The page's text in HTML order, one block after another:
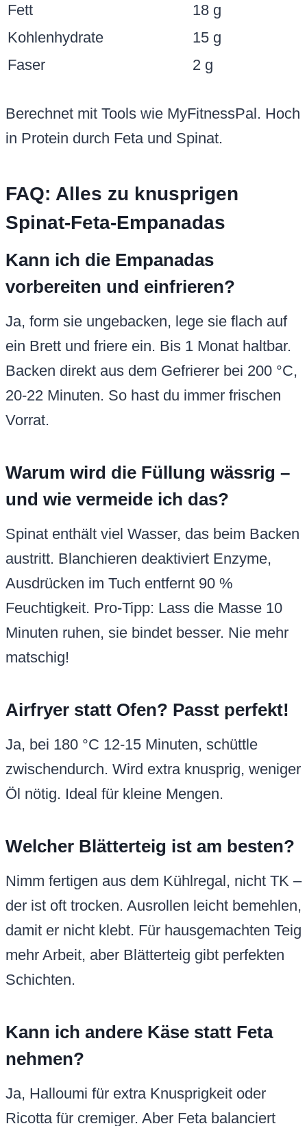
Fett
18 g
Kohlenhydrate
15 g
Faser
2 g
Berechnet mit Tools wie MyFitnessPal. Hoch
in Protein durch Feta und Spinat.
FAQ: Alles zu knusprigen
Spinat-Feta-Empanadas
Kann ich die Empanadas
vorbereiten und einfrieren?
Ja, form sie ungebacken, lege sie flach auf
ein Brett und friere ein. Bis 1 Monat haltbar.
Backen direkt aus dem Gefrierer bei 200 °C,
20-22 Minuten. So hast du immer frischen
Vorrat.
Warum wird die Füllung wässrig –
und wie vermeide ich das?
Spinat enthält viel Wasser, das beim Backen
austritt. Blanchieren deaktiviert Enzyme,
Ausdrücken im Tuch entfernt 90 %
Feuchtigkeit. Pro-Tipp: Lass die Masse 10
Minuten ruhen, sie bindet besser. Nie mehr
matschig!
Airfryer statt Ofen? Passt perfekt!
Ja, bei 180 °C 12-15 Minuten, schüttle
zwischendurch. Wird extra knusprig, weniger
Öl nötig. Ideal für kleine Mengen.
Welcher Blätterteig ist am besten?
Nimm fertigen aus dem Kühlregal, nicht TK –
der ist oft trocken. Ausrollen leicht bemehlen,
damit er nicht klebt. Für hausgemachten Teig
mehr Arbeit, aber Blätterteig gibt perfekten
Schichten.
Kann ich andere Käse statt Feta
nehmen?
Ja, Halloumi für extra Knusprigkeit oder
Ricotta für cremiger. Aber Feta balanciert